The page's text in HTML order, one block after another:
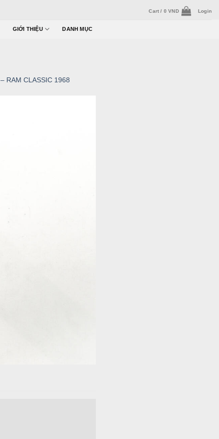
Cart / 0VND Login
GIỚI THIỆU DANH MỤC
RAM CLASSIC 1968